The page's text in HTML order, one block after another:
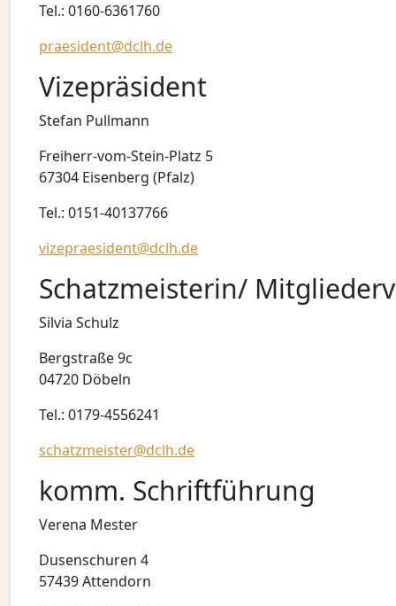
Tel.: 0160-6361760
praesident@dclh.de
Vizepräsident
Stefan Pullmann
Freiherr-vom-Stein-Platz 5
67304 Eisenberg (Pfalz)
Tel.: 0151-40137766
vizepraesident@dclh.de
Schatzmeisterin/
Silvia Schulz
Bergstraße 9c
04720 Döbeln
Tel.: 0179-4556241
schatzmeister@dclh.de
komm. Schriftführung
Verena Mester
Dusenschuren 4
57439 Attendorn